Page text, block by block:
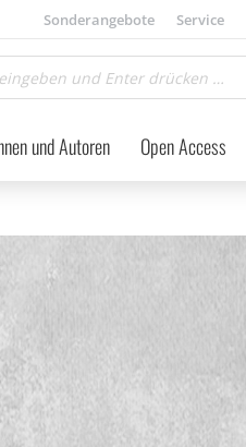
Sonderangebote Service
und Autoren Open Access